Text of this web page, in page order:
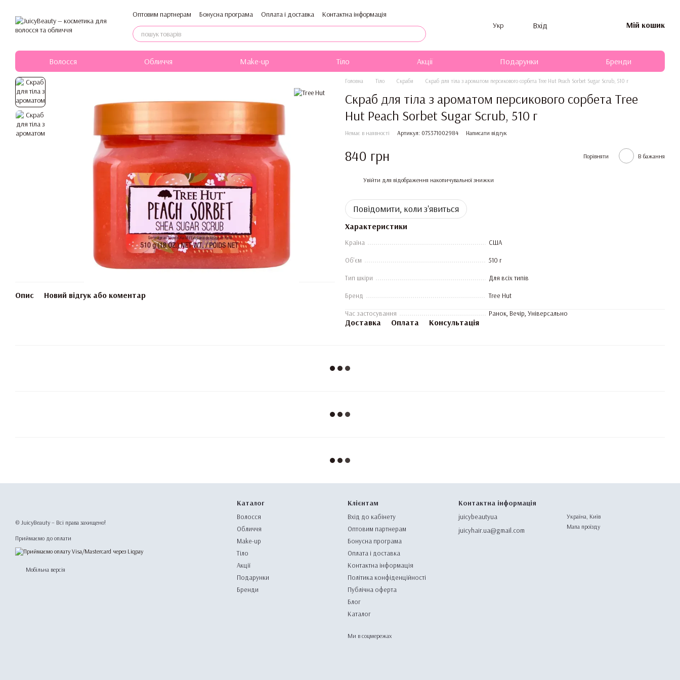
Оптовим партнерам Бонусна програма Оплата і доставка
Контактна інформація
Політика конфіденційності
Публічна оферта Блог Каталог Укр Вхід Мій кошик
Волосся Обличчя Make-up Тіло Акції Подарунки Бренди
Опис Новий відгук або коментар
Головна Тіло Скраби Скраб для тіла з ароматом персикового сорбета Tree Hut Peach Sorbet Sugar Scrub, 510 г
Скраб для тіла з ароматом персикового сорбета Tree
Hut Peach Sorbet Sugar Scrub, 510 г
Немає в наявності Артикул: 075371002984 Написати відгук
840 грн Порівняти В бажання
Увійти для відображення накопичувальної знижки
Повідомити, коли з'явиться
Характеристики
Країна США
Об'єм 510 г
Тип шкіри Для всіх типів
Бренд Tree Hut
Час застосування Ранок, Вечір, Універсально
Доставка Оплата Консультація
© JuicyBeauty – Всі права захищено!
Приймаємо до оплати
Мобільна версія
Каталог
Волосся
Обличчя
Make-up
Тіло
Акції
Подарунки
Бренди
Клієнтам
Вхід до кабінету
Оптовим партнерам
Бонусна програма
Оплата і доставка
Контактна інформація
Політика конфіденційності
Публічна оферта
Блог
Каталог
Ми в соцмережах
Контактна інформація
juicybeautyua
juicyhair.ua@gmail.com
Україна, Київ
Мапа проїзду